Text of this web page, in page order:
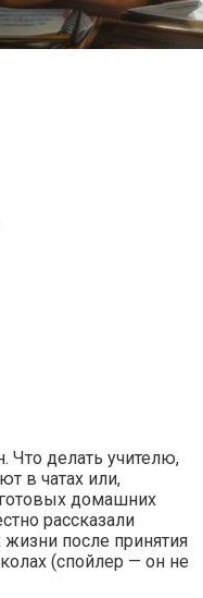
Что делать учителю,
в чатах или,
домашних
рассказали
после принятия
(спойлер — он не